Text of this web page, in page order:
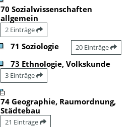
70 Sozialwissenschaften
allgemein
2 Einträge
71 Soziologie 20 Einträge
73 Ethnologie, Volkskunde
3 Einträge
74 Geographie, Raumordnung,
Städtebau
21 Einträge